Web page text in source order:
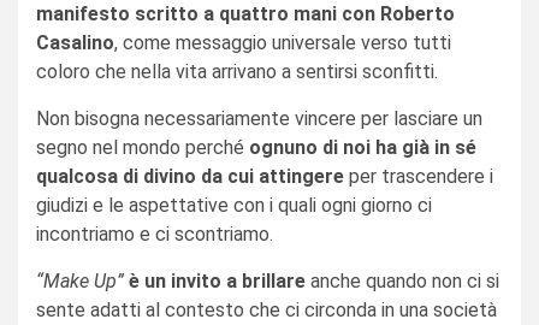
manifesto scritto a quattro mani con Roberto
Casalino, come messaggio universale verso tutti
coloro che nella vita arrivano a sentirsi sconfitti.
Non bisogna necessariamente vincere per lasciare un
segno nel mondo perché ognuno di noi ha già in sé
qualcosa di divino da cui attingere per trascendere i
giudizi e le aspettative con i quali ogni giorno ci
incontriamo e ci scontriamo.
“Make Up” è un invito a brillare anche quando non ci si
sente adatti al contesto che ci circonda in una società